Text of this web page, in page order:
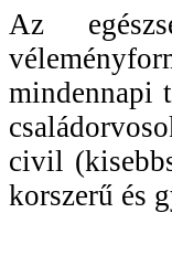
Az
mindennapi
civil
korszerű és